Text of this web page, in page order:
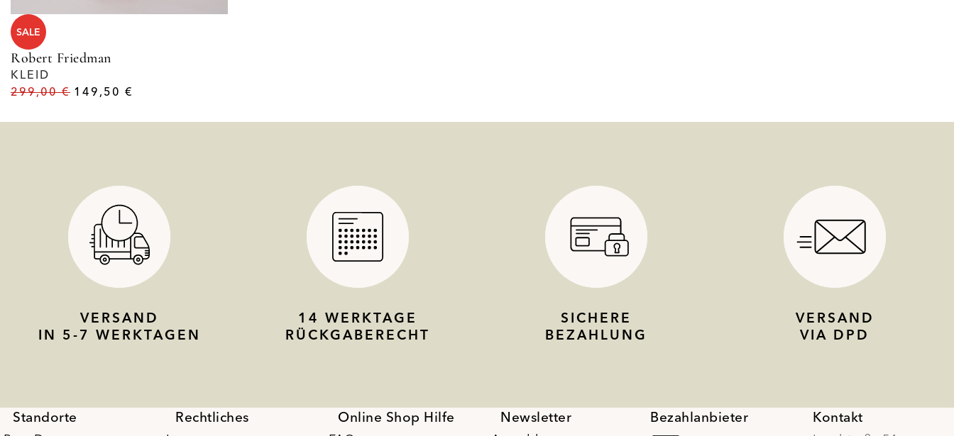
SALE
Robert Friedman
KLEID
299,00€ 149,50€
VERSAND
IN 5-7 WERKTAGEN
14 WERKTAGE
RÜCKGABERECHT
SICHERE
BEZAHLUNG
VERSAND
VIA DPD
Standorte Rechtliches Online Shop Hilfe Newsletter Bezahlanbieter Kontakt